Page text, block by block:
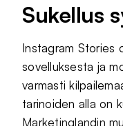
Sukellus
Instagram Stories
sovelluksesta ja
varmasti
tarinoiden alla on
Marketinglandin